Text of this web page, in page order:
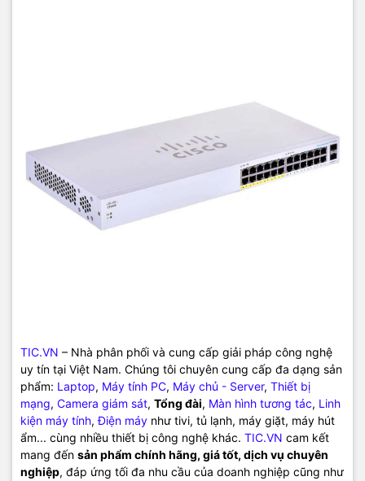
TIC.VN – Nhà phân phối và cung cấp giải pháp công nghệ
uy tín tại Việt Nam. Chúng tôi chuyên cung cấp đa dạng sản
phẩm: Laptop, Máy tính PC, Máy chủ - Server, Thiết bị
mạng, Camera giám sát, Tổng đài, Màn hình tương tác, Linh
kiện máy tính,Điện máy như tivi, tủ lạnh, máy giặt, máy hút
ẩm... cùng nhiều thiết bị công nghệ khác. TIC.VN cam kết
mang đến sản phẩm chính hãng, giá tốt, dịch vụ chuyên
nghiệp, đáp ứng tối đa nhu cầu của doanh nghiệp cũng như